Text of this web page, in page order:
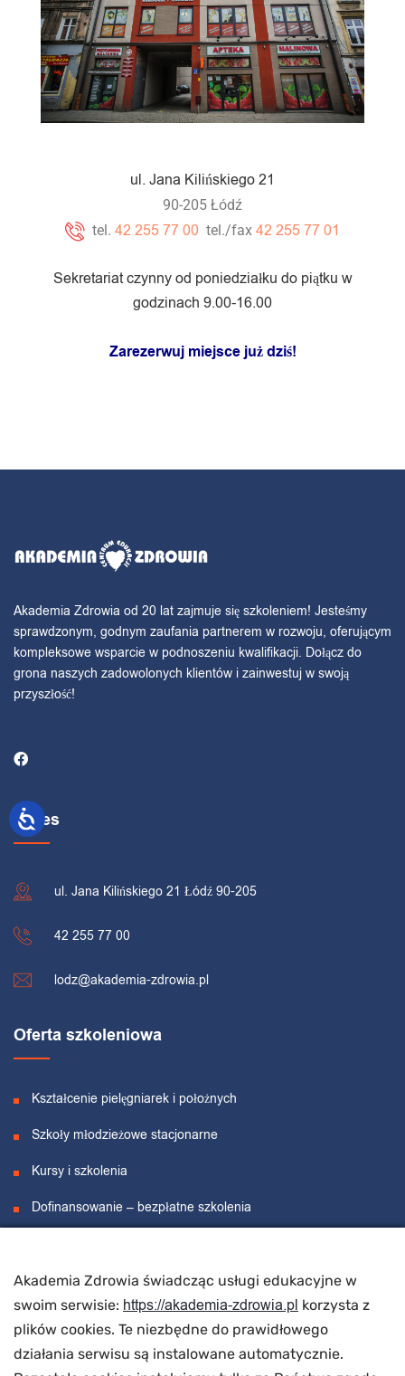
ul. Jana Kilińskiego 21
90-205 Łódź
tel. 42 255 77 00 tel./fax 42 255 77 01
Sekretariat czynny od poniedziałku do piątku w
godzinach 9.00-16.00
Zarezerwuj miejsce już dziś!
Akademia Zdrowia od 20 lat zajmuje się szkoleniem! Jesteśmy
sprawdzonym, godnym zaufania partnerem w rozwoju, oferującym
kompleksowe wsparcie w podnoszeniu kwalifikacji. Dołącz do
grona naszych zadowolonych klientów i zainwestuj w swoją
przyszłość!
Adres
ul. Jana Kilińskiego 21 Łódź 90-205
42 255 77 00
lodz@akademia-zdrowia.pl
Oferta szkoleniowa
Kształcenie pielęgniarek i położnych
Szkoły młodzieżowe stacjonarne
Kursy i szkolenia
Dofinansowanie – bezpłatne szkolenia
O nas
Akademia Zdrowia świadcząc usługi edukacyjne w
swoim serwisie: https://akademia-zdrowia.pl korzysta z
plików cookies. Te niezbędne do prawidłowego
działania serwisu są instalowane automatycznie.